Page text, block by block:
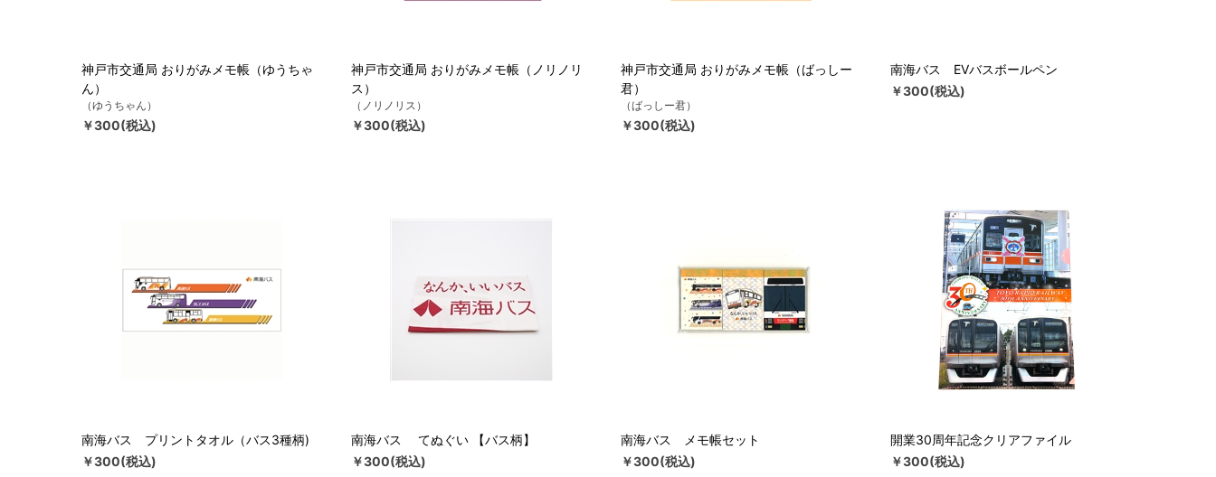
神戸市交通局 おりがみメモ帳（ゆうちゃ
ん）
（ゆうちゃん）
￥300(税込)
神戸市交通局 おりがみメモ帳（ノリノリ
ス）
（ノリノリス）
￥300(税込)
神戸市交通局 おりがみメモ帳（ばっしー
君）
（ばっしー君）
￥300(税込)
南海バス EVバスボールペン
￥300(税込)
南海バス プリントタオル（バス3種柄)
￥300(税込)
南海バス てぬぐい 【バス柄】
￥300(税込)
南海バス メモ帳セット
￥300(税込)
開業30周年記念クリアファイル
￥300(税込)